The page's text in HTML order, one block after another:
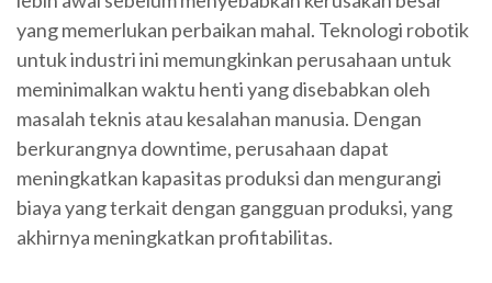
yang memerlukan perbaikan mahal. Teknologi robotik
untuk industri ini memungkinkan perusahaan untuk
meminimalkan waktu henti yang disebabkan oleh
masalah teknis atau kesalahan manusia. Dengan
berkurangnya downtime, perusahaan dapat
meningkatkan kapasitas produksi dan mengurangi
biaya yang terkait dengan gangguan produksi, yang
akhirnya meningkatkan profitabilitas.